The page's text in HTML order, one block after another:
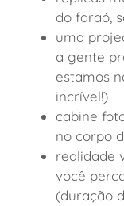
do faraó,
uma
a gente
estamos
incrível!)
cabine
no corpo
realidade
você
(duração